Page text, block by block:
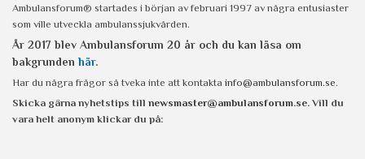
Ambulansforum® startades i början av februari 1997 av några entusiaster
som ville utveckla ambulanssjukvården.
År 2017 blev Ambulansforum 20 år och du kan läsa om
bakgrunden här.
Har du några frågor så tveka inte att kontakta info@ambulansforum.se.
Skicka gärna nyhetstips till newsmaster@ambulansforum.se. Vill du
vara helt anonym klickar du på: